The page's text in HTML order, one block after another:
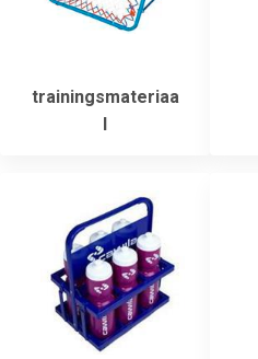
trainingsmateriaa